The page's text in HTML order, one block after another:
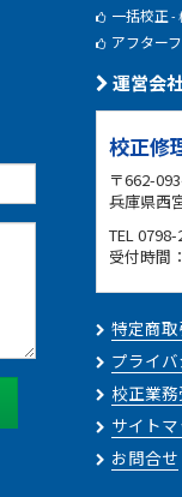
一括校正 -
アフター
運営会
校正修
〒662-
兵庫県西
TEL
受付時間
特定商
プライ
校正業
サイト
お問合せ